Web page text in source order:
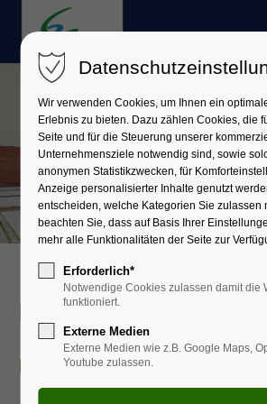
Finanzen
Unternehmensbereich 3
Wir verwenden Cookies, um Ihnen ein
Erlebnis zu bieten. Dazu zählen Cookies, die
Seite und für die Steuerung unserer
Unternehmensziele notwendig sind, sowie
anonymen Statistikzwecken, für
Anzeige personalisierter Inhalte genutzt
entscheiden, welche Kategorien Sie zulassen
beachten Sie, dass auf Basis Ihrer
mehr alle Funktionalitäten der Seite zur
Erforderlich*
Notwendige Cookies zulassen damit die
funktioniert.
Externe Medien
Externe Medien wie z.B. Google Maps,
Youtube zulassen.